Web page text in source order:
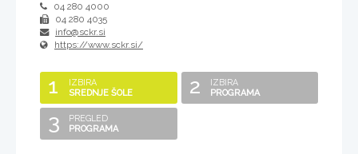
04 280 4000
04 280 4035
info@sckr.si
https://www.sckr.si/
1
IZBIRA
SREDNJE ŠOLE
2
IZBIRA
PROGRAMA
3
PREGLED
PROGRAMA